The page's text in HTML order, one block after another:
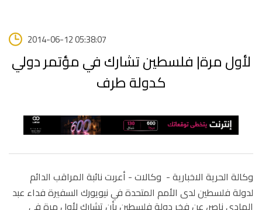
2014-06-12 05:38:07
لأول مرة| فلسطين تشارك في مؤتمر دولي
كدولة طرف
وكالة الحرية الاخبارية - وكالات - أعربت نائبة المراقب الدائم
لدولة فلسطين لدى الأمم المتحدة في نيويورك السفيرة فداء عبد
الهادي ناصر، عن فخر دولة فلسطين بأن تشارك لأول مرة في